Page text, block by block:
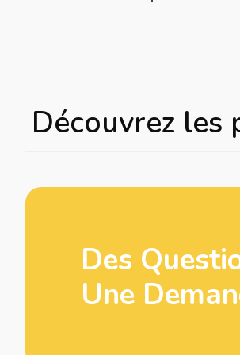
Découvrez les
Des
Une